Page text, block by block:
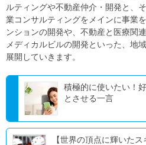
ルティングや不動産仲介・開発と、
業コンサルティングをメインに事業
ンションの開発や、不動産と医療関
メディカルビルの開発といった、地
展開していきます。
積極的に使いたい！
とさせる一言
【世界の頂点に輝いた